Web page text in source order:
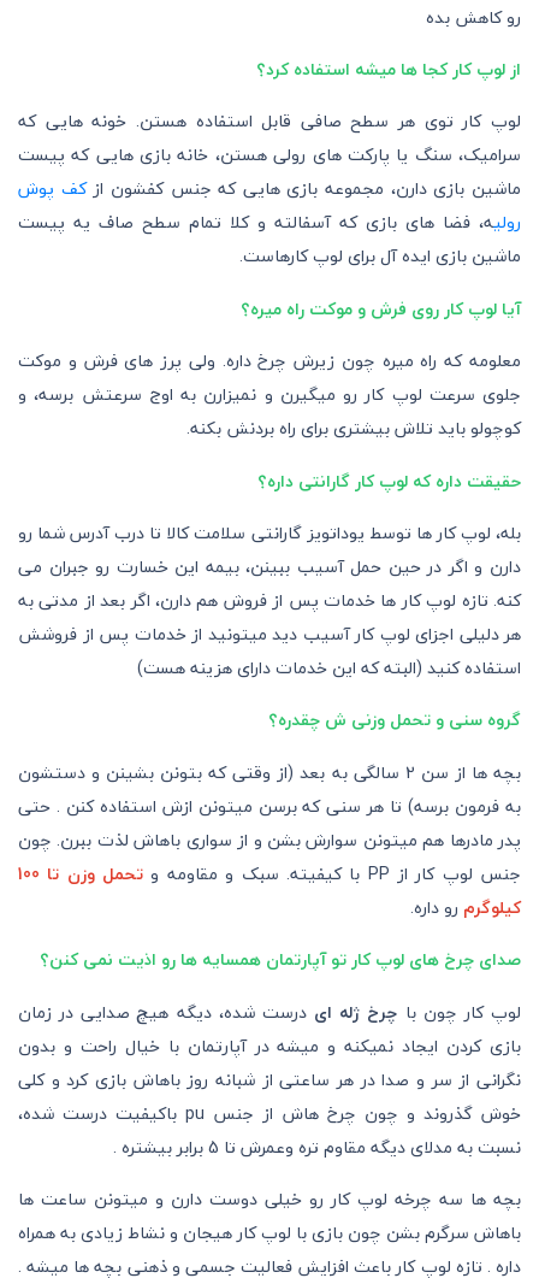
رو کاهش بده
از لوپ کار کجا ها میشه استفاده کرد؟
لوپ کار توی هر سطح صافی قابل استفاده هستن. خونه هایی که
سرامیک، سنگ یا پارکت های رولی هستن، خانه بازی هایی که پیست
ماشین بازی دارن، مجموعه بازی هایی که جنس کفشون ازکف پوش
رولیه، فضا های بازی که آسفالته و کلا تمام سطح صاف یه پیست
ماشین بازی ایده آل برای لوپ کارهاست.
آیا لوپ کار روی فرش و موکت راه میره؟
معلومه که راه میره چون زیرش چرخ داره. ولی پرز های فرش و موکت
جلوی سرعت لوپ کار رو میگیرن و نمیزارن به اوج سرعتش برسه، و
کوچولو باید تلاش بیشتری برای راه بردنش بکنه.
حقیقت داره که لوپ کار گارانتی داره؟
بله، لوپ کار ها توسط یوداتویز گارانتی سلامت کالا تا درب آدرس شما رو
دارن و اگر در حین حمل آسیب ببینن، بیمه این خسارت رو جبران می
کنه. تازه لوپ کار ها خدمات پس از فروش هم دارن، اگر بعد از مدتی به
هر دلیلی اجزای لوپ کار آسیب دید میتونید از خدمات پس از فروشش
استفاده کنید (البته که این خدمات دارای هزینه هست)
گروه سنی و تحمل وزنی ش چقدره؟
بچه ها از سن 2 سالگی به بعد (از وقتی که بتونن بشینن و دستشون
به فرمون برسه) تا هر سنی که برسن میتونن ازش استفاده کنن . حتی
پدر مادرها هم میتونن سوارش بشن و از سواری باهاش لذت ببرن. چون
جنس لوپ کار از PP با کیفیته. سبک و مقاومه و
تحمل وزن تا 100
کیلوگرم رو داره.
صدای چرخ های لوپ کار تو آپارتمان همسایه ها رو اذیت نمی کنن؟
لوپ کار چون با چرخ ژله ای درست شده، دیگه هیچ صدایی در زمان
بازی کردن ایجاد نمیکنه و میشه در آپارتمان با خیال راحت و بدون
نگرانی از سر و صدا در هر ساعتی از شبانه روز باهاش بازی کرد و کلی
خوش گذروند و چون چرخ هاش از جنس pu باکیفیت درست شده،
نسبت به مدلای دیگه مقاوم تره وعمرش تا 5 برابر بیشتره .
بچه ها سه چرخه لوپ کار رو خیلی دوست دارن و میتونن ساعت ها
باهاش سرگرم بشن چون بازی با لوپ کار هیجان و نشاط زیادی به همراه
داره . تازه لوپ کار باعث افزایش فعالیت جسمی و ذهنی بچه ها میشه .